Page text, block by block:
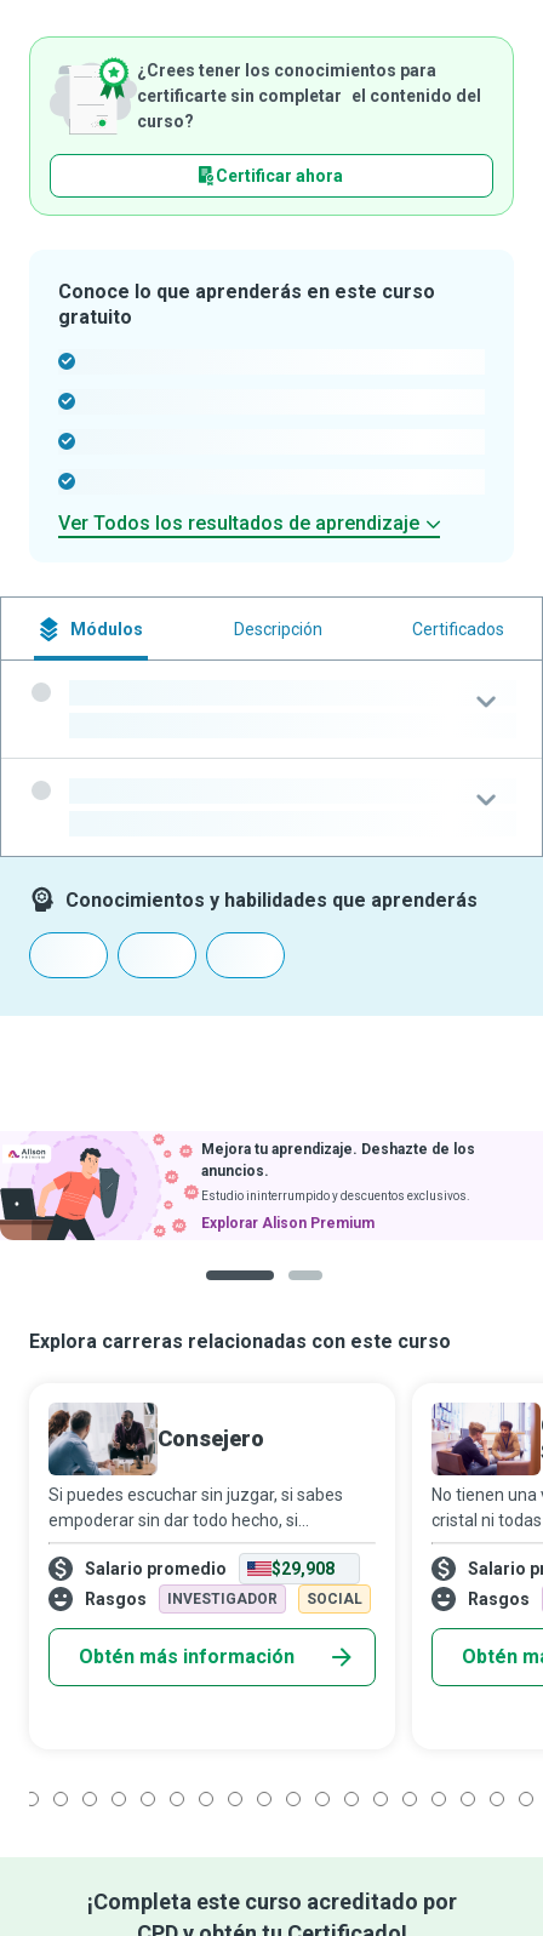
¿Crees tener los conocimientos para
certificarte sin completar el contenido del
curso?
Certificar ahora
Conoce lo que aprenderás en este curso
gratuito
Ver Todos los resultados de aprendizaje
Módulos Descripción Certificados
Conocimientos y habilidades que aprenderás
Mejora tu aprendizaje. Deshazte de los
anuncios.
Estudio ininterrumpido y descuentos exclusivos.
Explorar Alison Premium
Explora carreras relacionadas con este curso
Consejero
Si puedes escuchar sin juzgar, si sabes
empoderar sin dar todo hecho, si
mantienes la calma en medio de una
tormenta emocional, podrías convertirte
en un consejero que ayuda a las personas
Salario promedio
$29,908
Rasgos
INVESTIGADOR SOCIAL
Obtén más información
No tienen
cristal ni
tienen la
corazón para
ofrecer.
Salario
Rasgos
Obtén
¡Completa este curso acreditado por